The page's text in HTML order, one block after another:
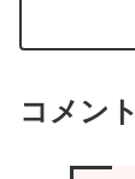
コメント